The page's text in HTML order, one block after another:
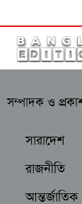
সম্পাদক ও
সারাদেশ
রাজনীতি
আন্তর্জাতিক